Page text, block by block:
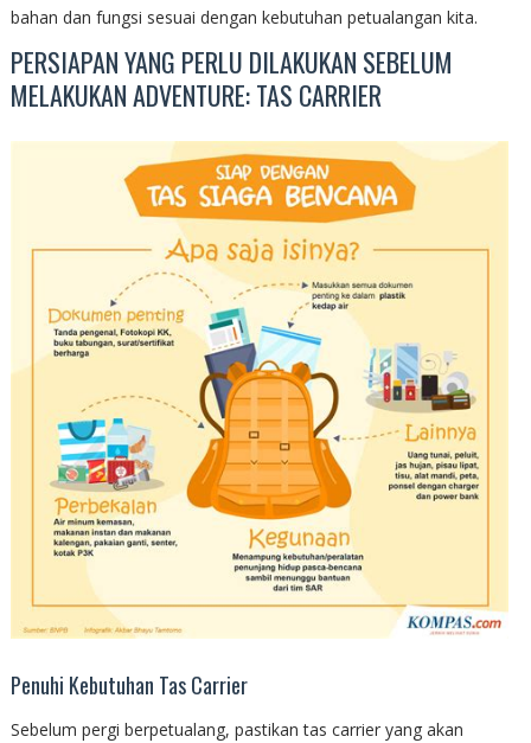
bahan dan fungsi sesuai dengan kebutuhan petualangan kita.
PERSIAPAN YANG PERLU DILAKUKAN SEBELUM
MELAKUKAN ADVENTURE: TAS CARRIER
Penuhi Kebutuhan Tas Carrier
Sebelum pergi berpetualang, pastikan tas carrier yang akan